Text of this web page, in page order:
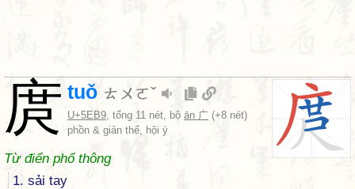
庹 tuǒ ㄊㄨㄛˇ
U+5EB9, tổng 11 nét, bộ ān 广 (+8 nét)
phồn & giản thể, hội ý
Từ điển phổ thông
1. sải tay